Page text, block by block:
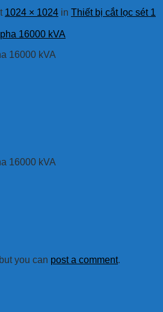
1024 × 1024 in Thiết bị cắt lọc sét 1
16000 kVA
16000 kVA
you can post a comment.